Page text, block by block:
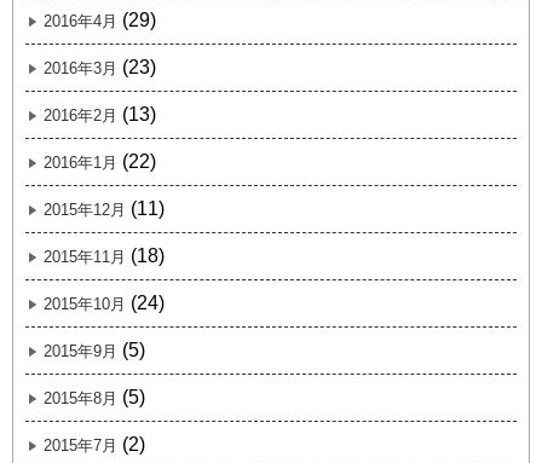
2016年4月 (29)
2016年3月 (23)
2016年2月 (13)
2016年1月 (22)
2015年12月 (11)
2015年11月 (18)
2015年10月 (24)
2015年9月 (5)
2015年8月 (5)
2015年7月 (2)